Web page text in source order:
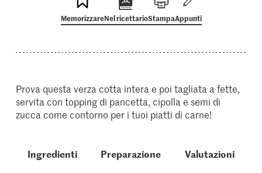
MemorizzareNel ricettarioStampaAppunti
Prova questa verza cotta intera e poi tagliata a fette,
servita con topping di pancetta, cipolla e semi di
zucca come contorno per i tuoi piatti di carne!
Ingredienti Preparazione Valutazioni